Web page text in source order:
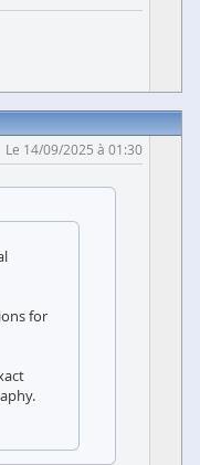
Le 14/09/2025 à 01:30
for